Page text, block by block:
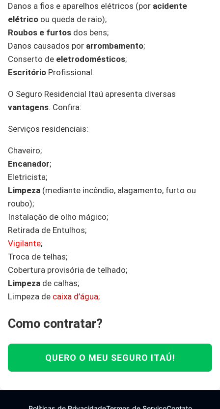
Danos a fios e aparelhos elétricos (por acidente
elétrico ou queda de raio);
Roubos e furtos dos bens;
Danos causados por arrombamento;
Conserto de eletrodomésticos;
Escritório Profissional.
O Seguro Residencial Itaú apresenta diversas
vantagens. Confira:
Serviços residenciais:
Chaveiro;
Encanador;
Eletricista;
Limpeza (mediante incêndio, alagamento, furto ou
roubo);
Instalação de olho mágico;
Retirada de Entulhos;
Vigilante;
Troca de telhas;
Cobertura provisória de telhado;
Limpeza de calhas;
Limpeza de caixa d’água;
Como contratar?
QUERO O MEU SEGURO ITAÚ!